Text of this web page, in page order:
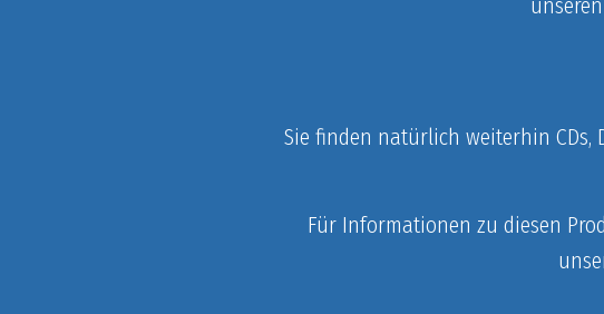
Sie finden natürlich weiterhin CDs,
Für Informationen zu diesen